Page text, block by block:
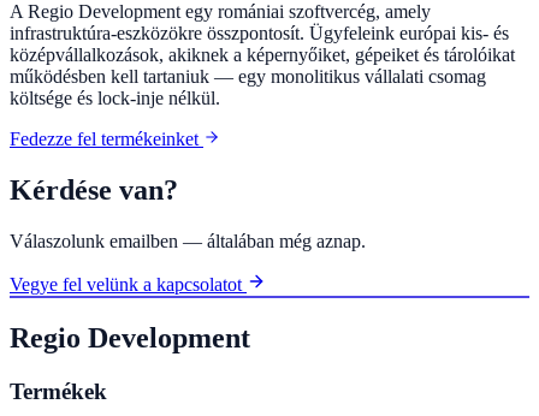
A Regio Development egy romániai szoftvercég, amely
infrastruktúra-eszközökre összpontosít. Ügyfeleink európai kis- és
középvállalkozások, akiknek a képernyőiket, gépeiket és tárolóikat
működésben kell tartaniuk — egy monolitikus vállalati csomag
költsége és lock-inje nélkül.
Fedezze fel termékeinket
Kérdése van?
Válaszolunk emailben — általában még aznap.
Vegye fel velünk a kapcsolatot
Regio Development
Termékek